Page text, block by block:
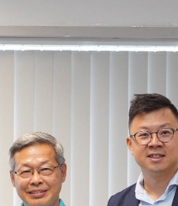
月31日(五)
24日(三)下
会卢秀燕市
慧治理凝聚向
2 版 校
外、县
南加州校
理事会议
会长 并
校友双年会